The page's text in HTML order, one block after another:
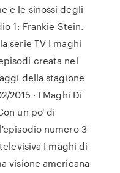
e le sinossi degli
1: Frankie Stein.
serie TV I maghi
creata nel
della stagione
2015 · I Maghi Di
un po' di
numero 3
I maghi di
visione americana